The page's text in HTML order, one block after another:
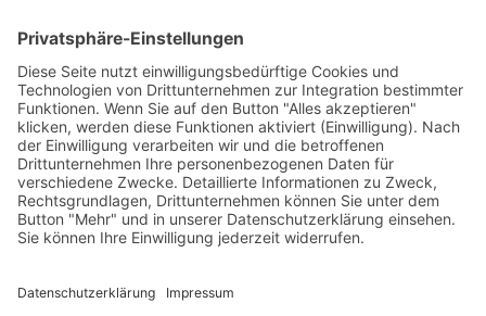
Aufmerksamkeit und professionelle
Unterstützung lassen sich
Kommunikationsdefizite nachhaltig überwinden.
Synonyme: Kommunikationsdefizite
© 2026 Frank Hartung Ihr Mediator bei Konflikten in Familie,